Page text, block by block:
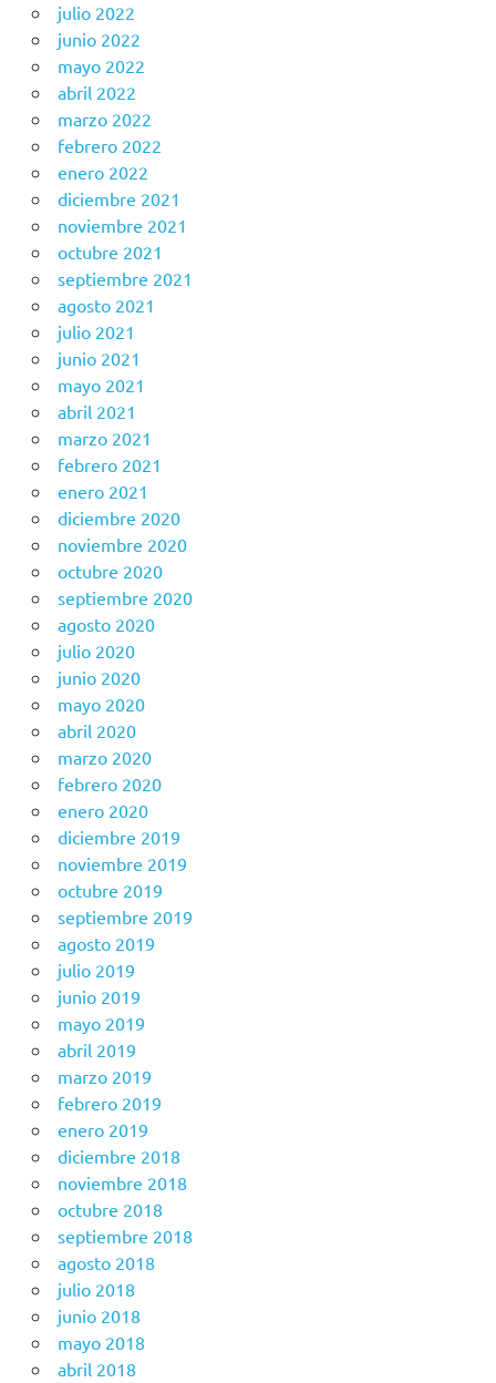
julio 2022
junio 2022
mayo 2022
abril 2022
marzo 2022
febrero 2022
enero 2022
diciembre 2021
noviembre 2021
octubre 2021
septiembre 2021
agosto 2021
julio 2021
junio 2021
mayo 2021
abril 2021
marzo 2021
febrero 2021
enero 2021
diciembre 2020
noviembre 2020
octubre 2020
septiembre 2020
agosto 2020
julio 2020
junio 2020
mayo 2020
abril 2020
marzo 2020
febrero 2020
enero 2020
diciembre 2019
noviembre 2019
octubre 2019
septiembre 2019
agosto 2019
julio 2019
junio 2019
mayo 2019
abril 2019
marzo 2019
febrero 2019
enero 2019
diciembre 2018
noviembre 2018
octubre 2018
septiembre 2018
agosto 2018
julio 2018
junio 2018
mayo 2018
abril 2018